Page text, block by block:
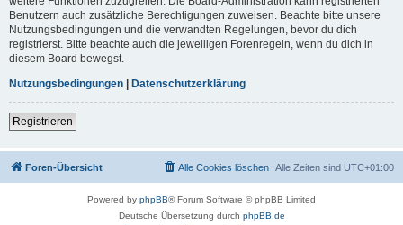
Benutzern auch zusätzliche Berechtigungen zuweisen. Beachte bitte unsere
Nutzungsbedingungen und die verwandten Regelungen, bevor du dich
registrierst. Bitte beachte auch die jeweiligen Forenregeln, wenn du dich in
diesem Board bewegst.
Nutzungsbedingungen | Datenschutzerklärung
Registrieren
Foren-Übersicht Alle Zeiten sind UTC+01:00
Alle Cookies löschen
Powered by phpBB® Forum Software © phpBB Limited
Deutsche Übersetzung durch phpBB.de